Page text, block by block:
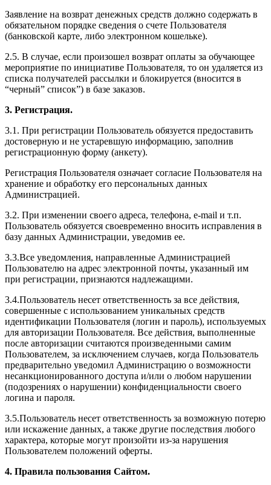
Заявление на возврат денежных средств должно содержать в
обязательном порядке сведения о счете Пользователя
(банковской карте, либо электронном кошельке).
2.5. В случае, если произошел возврат оплаты за обучающее
мероприятие по инициативе Пользователя, то он удаляется из
списка получателей рассылки и блокируется (вносится в
“черный” список”) в базе заказов.
3. Регистрация.
3.1. При регистрации Пользователь обязуется предоставить
достоверную и не устаревшую информацию, заполнив
регистрационную форму (анкету).
Регистрация Пользователя означает согласие Пользователя на
хранение и обработку его персональных данных
Администрацией.
3.2. При изменении своего адреса, телефона, e-mail и т.п.
Пользователь обязуется своевременно вносить исправления в
базу данных Администрации, уведомив ее.
3.3.Все уведомления, направленные Администрацией
Пользователю на адрес электронной почты, указанный им
при регистрации, признаются надлежащими.
3.4.Пользователь несет ответственность за все действия,
совершенные с использованием уникальных средств
идентификации Пользователя (логин и пароль), используемых
для авторизации Пользователя. Все действия, выполненные
после авторизации считаются произведенными самим
Пользователем, за исключением случаев, когда Пользователь
предварительно уведомил Администрацию о возможности
несанкционированного доступа и/или о любом нарушении
(подозрениях о нарушении) конфиденциальности своего
логина и пароля.
3.5.Пользователь несет ответственность за возможную потерю
или искажение данных, а также другие последствия любого
характера, которые могут произойти из-за нарушения
Пользователем положений оферты.
4. Правила пользования Сайтом.